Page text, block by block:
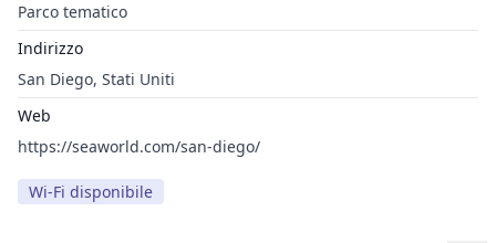
Parco tematico
Indirizzo
San Diego, Stati Uniti
Web
https://seaworld.com/san-diego/
Wi-Fi disponibile